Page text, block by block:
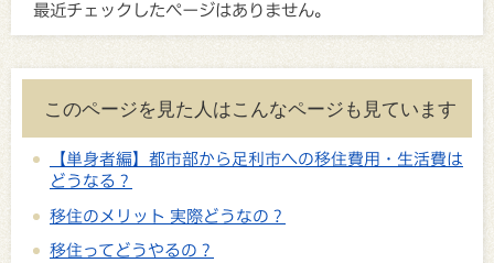
最近チェックしたページはありません。
このページを見た人はこんなページも見ています
【単身者編】都市部から足利市への移住費用・生活費は
どうなる？
移住のメリット 実際どうなの？
移住ってどうやるの？